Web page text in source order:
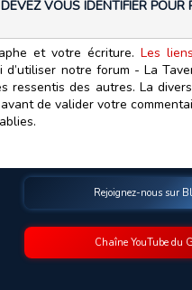
VOUS IDENTIFIER POUR
et votre écriture.Les
d’utiliser notre forum - La
des autres. La
avant de valider votre
Rejoignez-nous sur
Chaîne YouTube du